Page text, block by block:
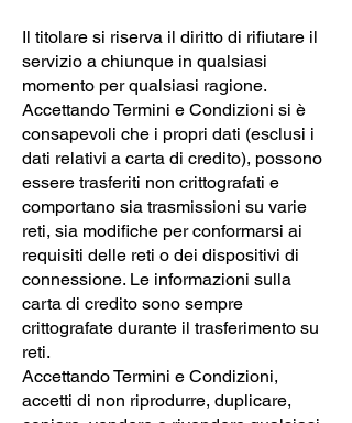
Il titolare si riserva il diritto di rifiutare il
servizio a chiunque in qualsiasi
momento per qualsiasi ragione.
Accettando Termini e Condizioni si è
consapevoli che i propri dati (esclusi i
dati relativi a carta di credito), possono
essere trasferiti non crittografati e
comportano sia trasmissioni su varie
reti, sia modifiche per conformarsi ai
requisiti delle reti o dei dispositivi di
connessione. Le informazioni sulla
carta di credito sono sempre
crittografate durante il trasferimento su
reti.
Accettando Termini e Condizioni,
accetti di non riprodurre, duplicare,